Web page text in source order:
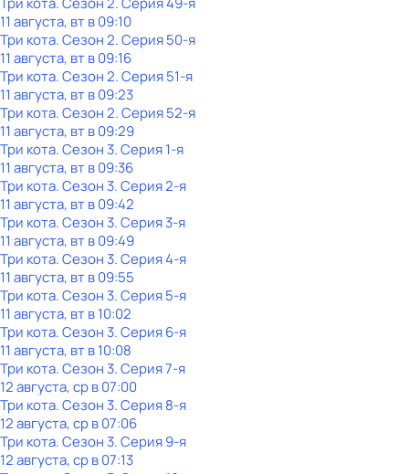
11 августа, вт в 09:10
Три кота. Сезон 2. Серия 50-я
11 августа, вт в 09:16
Три кота. Сезон 2. Серия 51-я
11 августа, вт в 09:23
Три кота. Сезон 2. Серия 52-я
11 августа, вт в 09:29
Три кота. Сезон 3. Серия 1-я
11 августа, вт в 09:36
Три кота. Сезон 3. Серия 2-я
11 августа, вт в 09:42
Три кота. Сезон 3. Серия 3-я
11 августа, вт в 09:49
Три кота. Сезон 3. Серия 4-я
11 августа, вт в 09:55
Три кота. Сезон 3. Серия 5-я
11 августа, вт в 10:02
Три кота. Сезон 3. Серия 6-я
11 августа, вт в 10:08
Три кота. Сезон 3. Серия 7-я
12 августа, ср в 07:00
Три кота. Сезон 3. Серия 8-я
12 августа, ср в 07:06
Три кота. Сезон 3. Серия 9-я
12 августа, ср в 07:13